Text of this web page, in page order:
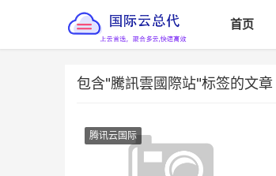
首页
包含"騰訊雲國際站"标签的文章
腾讯云国际